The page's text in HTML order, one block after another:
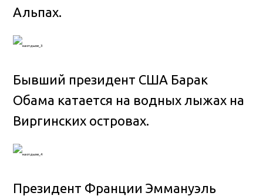
Альпах.
Бывший президент США Барак
Обама катается на водных лыжах на
Виргинских островах.
Президент Франции Эммануэль